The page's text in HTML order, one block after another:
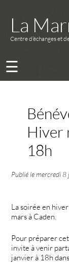
La
Centre d’échanges et
☰
Hiver
18h
Publié lemercredi
La soirée en
mars à Caden.
Pour préparer
invite à venir
janvier à 18h